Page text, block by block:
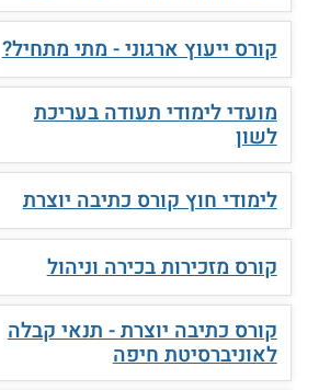
קורס ייעוץ ארגוני - מתי מתחיל?
מועדי לימודי תעודה בעריכת
לשון
לימודי חוץ קורס כתיבה יוצרת
קורס מזכירות בכירה וניהול
קורס כתיבה יוצרת - תנאי קבלה
לאוניברסיטת חיפה